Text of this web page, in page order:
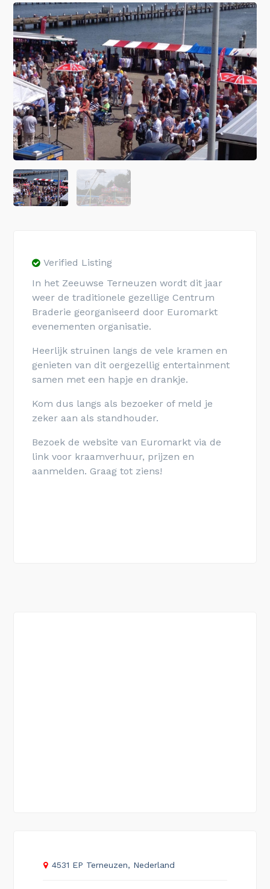
Verified Listing
In het Zeeuwse Terneuzen wordt dit jaar
weer de traditionele gezellige Centrum
Braderie georganiseerd door Euromarkt
evenementen organisatie.
Heerlijk struinen langs de vele kramen en
genieten van dit oergezellig entertainment
samen met een hapje en drankje.
Kom dus langs als bezoeker of meld je
zeker aan als standhouder.
Bezoek de website van Euromarkt via de
link voor kraamverhuur, prijzen en
aanmelden. Graag tot ziens!
4531 EP Terneuzen, Nederland